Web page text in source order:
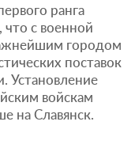
ранга
что с военной
городом
поставок
Установление
войскам
на Славянск.